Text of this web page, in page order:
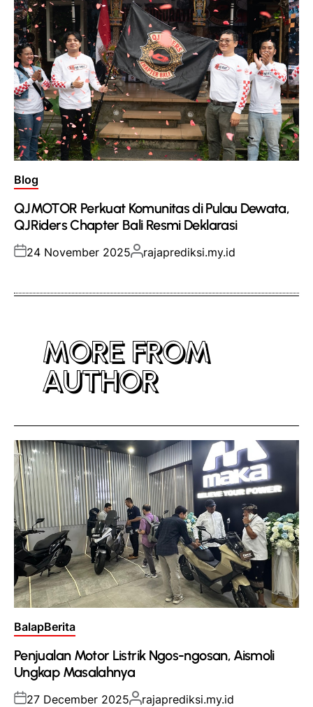
Posted
Blog
QJMOTOR Perkuat Komunitas di Pulau Dewata,
QJRiders Chapter Bali Resmi Deklarasi
Posted
24 November 2025Posted
rajaprediksi.my.id
MORE FROM
AUTHOR
Posted
BalapBerita
Penjualan Motor Listrik Ngos-ngosan, Aismoli
Ungkap Masalahnya
Posted
27 December 2025Posted
rajaprediksi.my.id